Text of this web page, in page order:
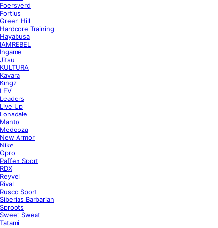
Foersverd
Fortius
Green Hill
Hardcore Training
Hayabusa
IAMREBEL
Ingame
Jitsu
KULTURA
Kavara
Kingz
LEV
Leaders
Live Up
Lonsdale
Manto
Medooza
New Armor
Nike
Opro
Paffen Sport
RDX
Reyvel
Rival
Rusco Sport
Siberias Barbarian
Sproots
Sweet Sweat
Tatami